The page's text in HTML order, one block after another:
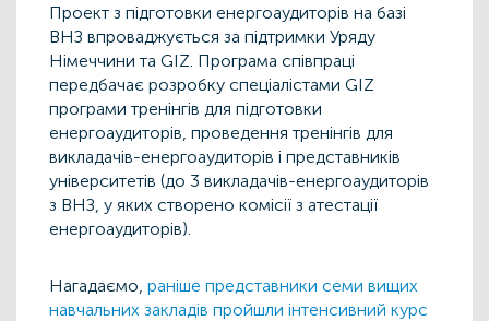
Проект з підготовки енергоаудиторів на базі
ВНЗ впроваджується за підтримки Уряду
Німеччини та GIZ. Програма співпраці
передбачає розробку спеціалістами GIZ
програми тренінгів для підготовки
енергоаудиторів, проведення тренінгів для
викладачів-енергоаудиторів і представників
університетів (до 3 викладачів-енергоаудиторів
з ВНЗ, у яких створено комісії з атестації
енергоаудиторів).
Нагадаємо, раніше представники семи вищих
навчальних закладів пройшли інтенсивний курс